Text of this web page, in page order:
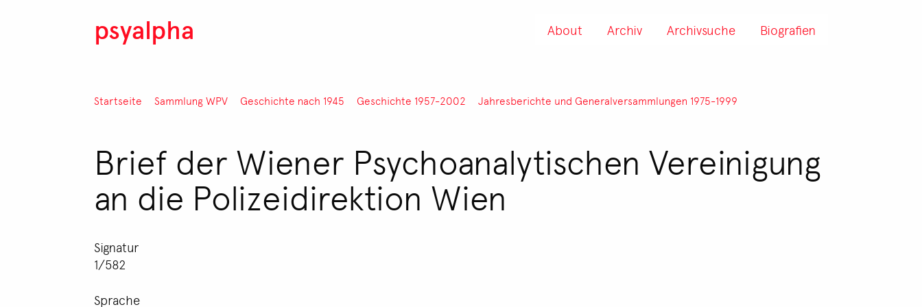
psyalpha About Archiv Archivsuche Biografien
Pfadnavigation
Startseite Sammlung WPV Geschichte nach 1945 Geschichte 1957-2002 Jahresberichte und Generalversammlungen 1975-1999
Brief der Wiener Psychoanalytischen Vereinigung
an die Polizeidirektion Wien
Signatur
1/582
Sprache